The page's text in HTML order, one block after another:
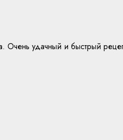
Очень удачный и быстрый